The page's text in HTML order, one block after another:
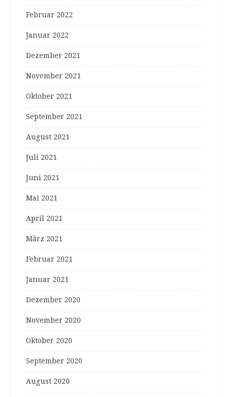
Februar 2022
Januar 2022
Dezember 2021
November 2021
Oktober 2021
September 2021
August 2021
Juli 2021
Juni 2021
Mai 2021
April 2021
März 2021
Februar 2021
Januar 2021
Dezember 2020
November 2020
Oktober 2020
September 2020
August 2020